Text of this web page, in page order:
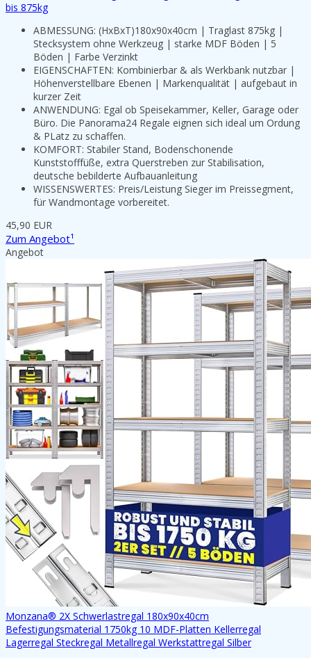
bis 875kg
ABMESSUNG: (HxBxT)180x90x40cm | Traglast 875kg |
Stecksystem ohne Werkzeug | starke MDF Böden | 5
Böden | Farbe Verzinkt
EIGENSCHAFTEN: Kombinierbar & als Werkbank nutzbar |
Höhenverstellbare Ebenen | Markenqualität | aufgebaut in
kurzer Zeit
ANWENDUNG: Egal ob Speisekammer, Keller, Garage oder
Büro. Die Panorama24 Regale eignen sich ideal um Ordung
& PLatz zu schaffen.
KOMFORT: Stabiler Stand, Bodenschonende
Kunststofffüße, extra Querstreben zur Stabilisation,
deutsche bebilderte Aufbauanleitung
WISSENSWERTES: Preis/Leistung Sieger im Preissegment,
für Wandmontage vorbereitet.
45,90 EUR
Zum Angebot¹
Angebot
Monzana® 2X Schwerlastregal 180x90x40cm
Befestigungsmaterial 1750kg 10 MDF-Platten Kellerregal
Lagerregal Steckregal Metallregal Werkstattregal Silber